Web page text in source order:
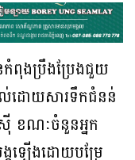
កំពុងប្រឹងប្រែងជួយ
ដោយសារទឹកជំនន់
ស៊ី ខណៈចំនួនអ្នក
ង្កឡើងដោយបម្រែ